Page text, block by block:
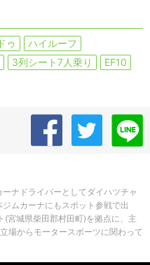
ゥ
ハイルーフ
3列シート7人乗り
EF10
ナドライバーとしてダイハツチャ
ムカーナにもスポット参戦で出
(宮城県柴田郡村田町)を拠点に、主
場からモータースポーツに関わって